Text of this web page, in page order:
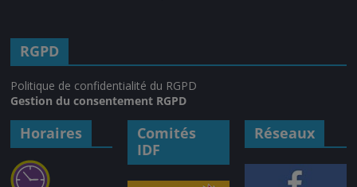
RGPD
Politique de confidentialité du RGPD
Gestion du consentement RGPD
Horaires
Comités
IDF
Réseaux